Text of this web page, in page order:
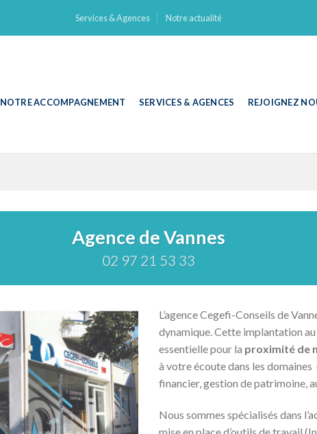
Services & Agences Notre actualité
NOTRE ACCOMPAGNEMENT SERVICES & AGENCES REJOIGNEZ
Agence de Vannes
02 97 21 53 33
L’agence Cegefi-Conseils de
dynamique. Cette implantation
essentielle pour la proximité de
à votre écoute dans les
financier, gestion de patrimoine,
Nous sommes spécialisés dans